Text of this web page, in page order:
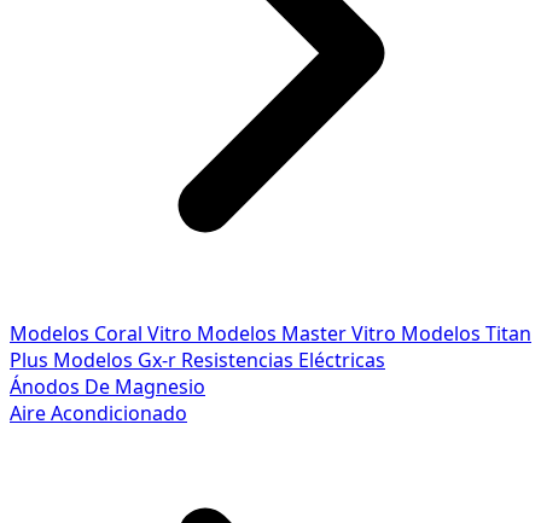
Modelos Coral Vitro Modelos Master Vitro Modelos Titan
Plus Modelos Gx-r Resistencias Eléctricas
Ánodos De Magnesio
Aire Acondicionado